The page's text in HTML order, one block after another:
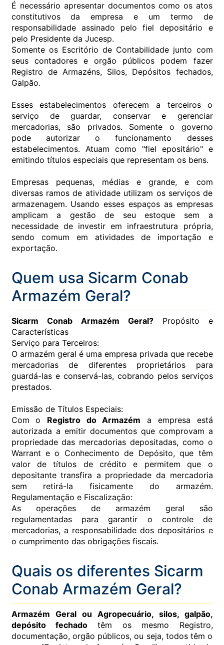
É necessário apresentar documentos como os atos
constitutivos da empresa e um termo de
responsabilidade assinado pelo fiel depositário e
pelo Presidente da Jucesp.
Somente os Escritório de Contabilidade junto com
seus contadores e orgão públicos podem fazer
Registro de Armazéns, Silos, Depósitos fechados,
Galpão.
Esses estabelecimentos oferecem a terceiros o
serviço de guardar, conservar e gerenciar
mercadorias, são privados. Somente o governo
pode autorizar o funcionamento desses
estabelecimentos. Atuam como "fiel epositário" e
emitindo títulos especiais que representam os bens.
Empresas pequenas, médias e grande, e com
diversas ramos de atividade utilizam os serviços de
armazenagem. Usando esses espaços as empresas
amplicam a gestão de seu estoque sem a
necessidade de investir em infraestrutura própria,
sendo comum em atividades de importação e
exportação.
Quem usa Sicarm Conab
Armazém Geral?
Sicarm Conab Armazém Geral?Propósito e
Características
Serviço para Terceiros:
O armazém geral é uma empresa privada que recebe
mercadorias de diferentes proprietários para
guardá-las e conservá-las, cobrando pelos serviços
prestados.
Emissão de Títulos Especiais:
Com o Registro do Armazém a empresa está
autorizada a emitir documentos que comprovam a
propriedade das mercadorias depositadas, como o
Warrant e o Conhecimento de Depósito, que têm
valor de títulos de crédito e permitem que o
depositante transfira a propriedade da mercadoria
sem retirá-la fisicamente do armazém.
Regulamentação e Fiscalização:
As operações de armazém geral são
regulamentadas para garantir o controle de
mercadorias, a responsabilidade dos depositários e
o cumprimento das obrigações fiscais.
Quais os diferentes Sicarm
Conab Armazém Geral?
Armazém Geral ou Agropecuário, silos, galpão,
depósito fechadotêm os mesmo Registro,
documentação, orgão públicos, ou seja, todos têm o